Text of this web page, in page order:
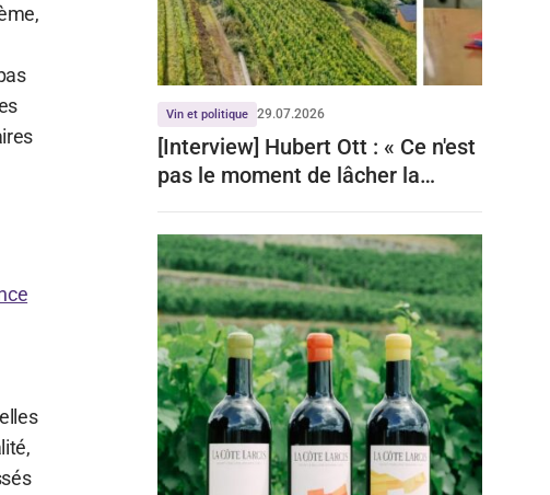
Vin et politique 29.07.2026
[Interview] Hubert Ott : « Ce n'est
pas le moment de lâcher la